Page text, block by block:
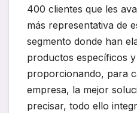
400 clientes que les
más representativa de
segmento donde han
productos específicos
proporcionando, para
empresa, la mejor
precisar, todo ello